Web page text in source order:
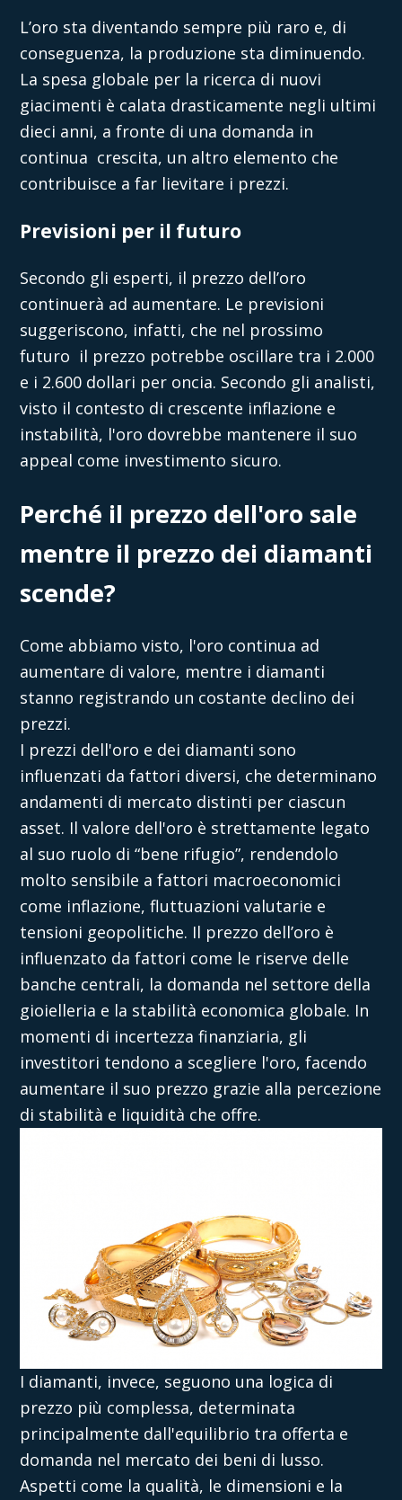
L’oro sta diventando sempre più raro e, di
conseguenza, la produzione sta diminuendo.
La spesa globale per la ricerca di nuovi
giacimenti è calata drasticamente negli ultimi
dieci anni, a fronte di una domanda in
continua crescita, un altro elemento che
contribuisce a far lievitare i prezzi.
Previsioni per il futuro
Secondo gli esperti, il prezzo dell’oro
continuerà ad aumentare. Le previsioni
suggeriscono, infatti, che nel prossimo
futuro il prezzo potrebbe oscillare tra i 2.000
e i 2.600 dollari per oncia. Secondo gli analisti,
visto il contesto di crescente inflazione e
instabilità, l'oro dovrebbe mantenere il suo
appeal come investimento sicuro.
Perché il prezzo dell'oro sale
mentre il prezzo dei diamanti
scende?
Come abbiamo visto, l'oro continua ad
aumentare di valore, mentre i diamanti
stanno registrando un costante declino dei
prezzi.
I prezzi dell'oro e dei diamanti sono
influenzati da fattori diversi, che determinano
andamenti di mercato distinti per ciascun
asset. Il valore dell'oro è strettamente legato
al suo ruolo di “bene rifugio”, rendendolo
molto sensibile a fattori macroeconomici
come inflazione, fluttuazioni valutarie e
tensioni geopolitiche. Il prezzo dell’oro è
influenzato da fattori come le riserve delle
banche centrali, la domanda nel settore della
gioielleria e la stabilità economica globale. In
momenti di incertezza finanziaria, gli
investitori tendono a scegliere l'oro, facendo
aumentare il suo prezzo grazie alla percezione
di stabilità e liquidità che offre.
I diamanti, invece, seguono una logica di
prezzo più complessa, determinata
principalmente dall'equilibrio tra offerta e
domanda nel mercato dei beni di lusso.
Aspetti come la qualità, le dimensioni e la